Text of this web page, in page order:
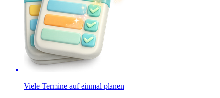
Viele Termine auf einmal planen